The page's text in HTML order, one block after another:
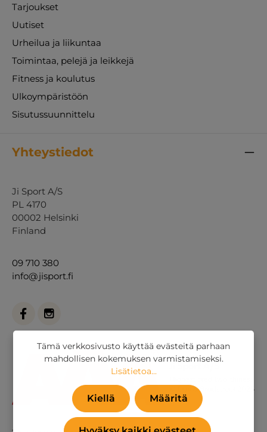
Tarjoukset
Uutiset
Urheilua ja liikuntaa
Toimintaa, pelejä ja leikkejä
Fitness ja koulutus
Ulkoympäristöön
Sisutussuunnittelu
Yhteystiedot
Ji Sport A/S
PL 4170
00002 Helsinki
Finland
09 710 380
info@jisport.fi
Tämä verkkosivusto käyttää evästeitä parhaan
mahdollisen kokemuksen varmistamiseksi.
Lisätietoa...
Kiellä Määritä